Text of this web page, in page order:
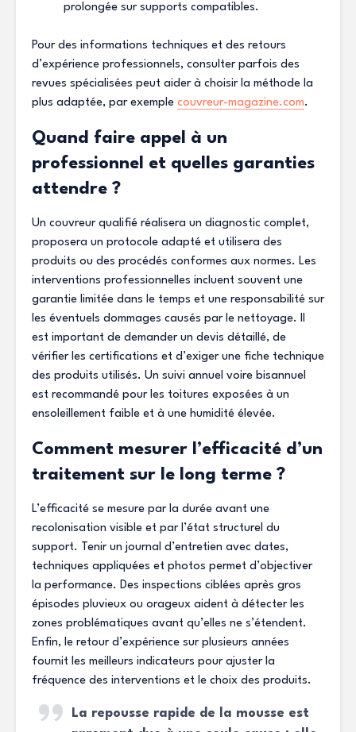
prolongée sur supports compatibles.
Pour des informations techniques et des retours
d’expérience professionnels, consulter parfois des
revues spécialisées peut aider à choisir la méthode la
plus adaptée, par exemple couvreur-magazine.com.
Quand faire appel à un
professionnel et quelles garanties
attendre ?
Un couvreur qualifié réalisera un diagnostic complet,
proposera un protocole adapté et utilisera des
produits ou des procédés conformes aux normes. Les
interventions professionnelles incluent souvent une
garantie limitée dans le temps et une responsabilité sur
les éventuels dommages causés par le nettoyage. Il
est important de demander un devis détaillé, de
vérifier les certifications et d’exiger une fiche technique
des produits utilisés. Un suivi annuel voire bisannuel
est recommandé pour les toitures exposées à un
ensoleillement faible et à une humidité élevée.
Comment mesurer l’efficacité d’un
traitement sur le long terme ?
L’efficacité se mesure par la durée avant une
recolonisation visible et par l’état structurel du
support. Tenir un journal d’entretien avec dates,
techniques appliquées et photos permet d’objectiver
la performance. Des inspections ciblées après gros
épisodes pluvieux ou orageux aident à détecter les
zones problématiques avant qu’elles ne s’étendent.
Enfin, le retour d’expérience sur plusieurs années
fournit les meilleurs indicateurs pour ajuster la
fréquence des interventions et le choix des produits.
La repousse rapide de la mousse est